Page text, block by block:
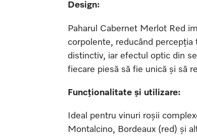
Design:
Paharul Cabernet Merlot Red
corpolente, reducând
distinctiv, iar efectul optic din
fiecare piesă să fie unică și să
Funcționalitate și utilizare:
Ideal pentru vinuri roșii
Montalcino, Bordeaux (red) și